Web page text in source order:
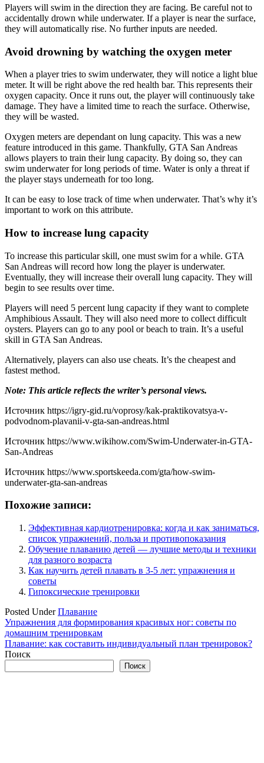
Players will swim in the direction they are facing. Be careful not to
accidentally drown while underwater. If a player is near the surface,
they will automatically rise. No further inputs are needed.
Avoid drowning by watching the oxygen meter
When a player tries to swim underwater, they will notice a light blue
meter. It will be right above the red health bar. This represents their
oxygen capacity. Once it runs out, the player will continuously take
damage. They have a limited time to reach the surface. Otherwise,
they will be wasted.
Oxygen meters are dependant on lung capacity. This was a new
feature introduced in this game. Thankfully, GTA San Andreas
allows players to train their lung capacity. By doing so, they can
swim underwater for long periods of time. Water is only a threat if
the player stays underneath for too long.
It can be easy to lose track of time when underwater. That’s why it’s
important to work on this attribute.
How to increase lung capacity
To increase this particular skill, one must swim for a while. GTA
San Andreas will record how long the player is underwater.
Eventually, they will increase their overall lung capacity. They will
begin to see results over time.
Players will need 5 percent lung capacity if they want to complete
Amphibious Assault. They will also need more to collect difficult
oysters. Players can go to any pool or beach to train. It’s a useful
skill in GTA San Andreas.
Alternatively, players can also use cheats. It’s the cheapest and
fastest method.
Note: This article reflects the writer’s personal views.
Источник https://igry-gid.ru/voprosy/kak-praktikovatsya-v-
podvodnom-plavanii-v-gta-san-andreas.html
Источник https://www.wikihow.com/Swim-Underwater-in-GTA-
San-Andreas
Источник https://www.sportskeeda.com/gta/how-swim-
underwater-gta-san-andreas
Похожие записи:
Эффективная кардиотренировка: когда и как заниматься,
список упражнений, польза и противопоказания
Обучение плаванию детей — лучшие методы и техники
для разного возраста
Как научить детей плавать в 3-5 лет: упражнения и
советы
Гипоксические тренировки
Posted UnderПлавание
Навигация
по
записям
Упражнения для формирования красивых ног: советы по
домашним тренировкам
Плавание: как составить индивидуальный план тренировок?
Поиск
Поиск